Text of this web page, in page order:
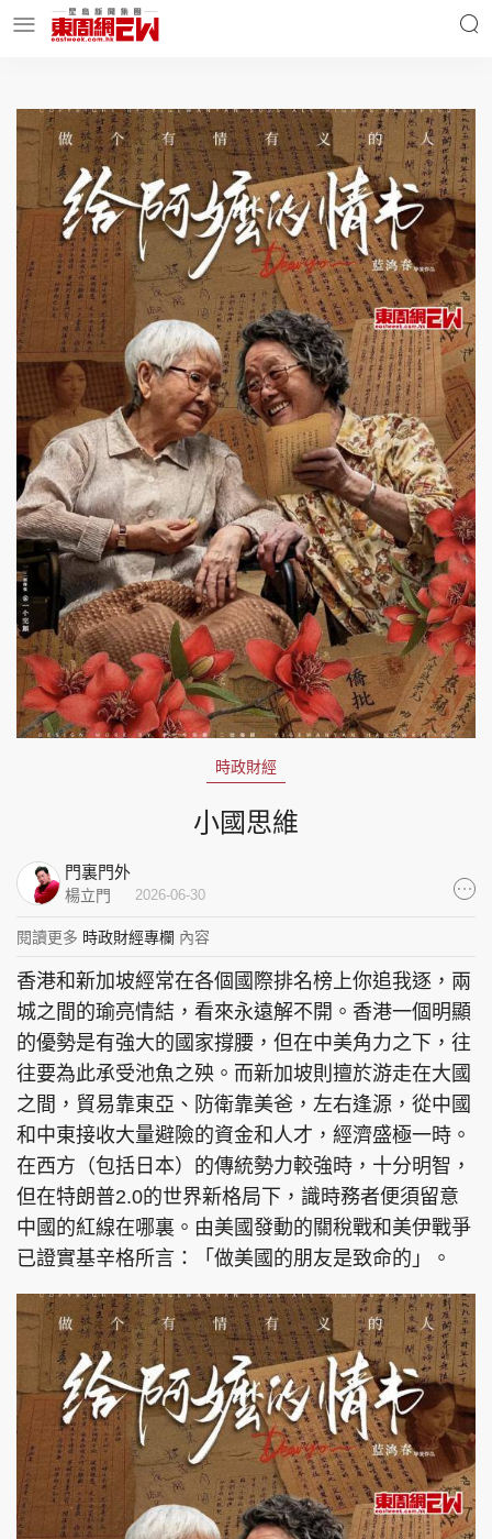
明星名人 時事財經
東周Ladies 優享生活
東周食玩通 會員活動
玄學靈異 東周專欄
集團旗下品牌
東周刊 cazbuyer 東Touch
頭條日報
親子王 Oh!爸媽 JobMarket
頭條搵工 EDUPLUS
關於我們
聯絡我們
隱私政策聲明
使用條款
版權及免責聲明
Copyright © 東周網 版權所有 . 不得轉載
©Eastweek.com.hk. All rights reserved.
時政財經
小國思維
門裏門外
楊立門 2026-06-30
閱讀更多 時政財經專欄 內容
香港和新加坡經常在各個國際排名榜上你追我逐，兩
城之間的瑜亮情結，看來永遠解不開。香港一個明顯
的優勢是有強大的國家撐腰，但在中美角力之下，往
往要為此承受池魚之殃。而新加坡則擅於游走在大國
之間，貿易靠東亞、防衛靠美爸，左右逢源，從中國
和中東接收大量避險的資金和人才，經濟盛極一時。
在西方（包括日本）的傳統勢力較強時，十分明智，
但在特朗普2.0的世界新格局下，識時務者便須留意
中國的紅線在哪裏。由美國發動的關稅戰和美伊戰爭
已證實基辛格所言：「做美國的朋友是致命的」。